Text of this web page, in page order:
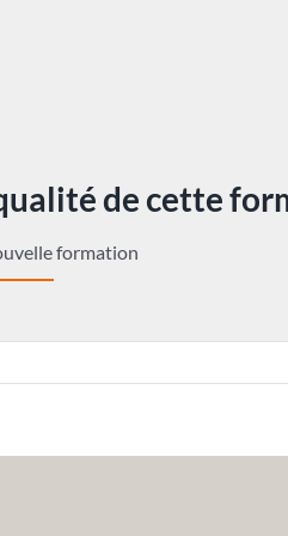
de cette
formation